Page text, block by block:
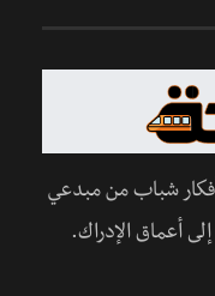
شباب من مبدعي
أعماق الإدراك.